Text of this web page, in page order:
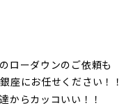
ローダウンの ご依頼も
座にお任せください！！
からカッコいい！！